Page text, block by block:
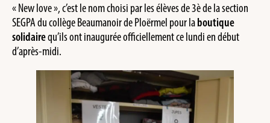
« New love », c’est le nom choisi par les élèves de 3è de la section
SEGPA du collège Beaumanoir de Ploërmel pour laboutique
solidairequ’ils ont inaugurée officiellement ce lundi en début
d’après-midi.